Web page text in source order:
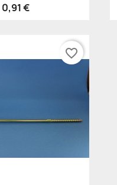
0,91 €
favorite_border